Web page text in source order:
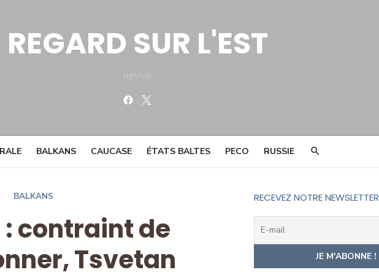
REGARD SUR L'EST
Facebook
BALKANS CAUCASE ÉTATS BALTES PECO RUSSIE
BALKANS
contraint de
Tsvetan
RECEVEZ NOTRE NEWSLETTER